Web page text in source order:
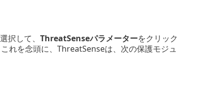
択して、 ThreatSenseパラメーターをクリック
れを念頭に、ThreatSenseは、次の保護モジュ